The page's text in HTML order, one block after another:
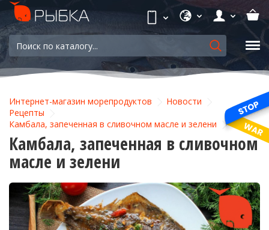
Интернет-магазин морепродуктов
Новости
Рецепты
Камбала, запеченная в сливочном масле и зелени
Камбала, запеченная в сливочном
масле и зелени